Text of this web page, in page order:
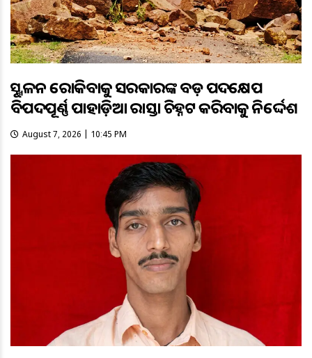
ଭୂସ୍ଖଳନ ରୋକିବାକୁ ସରକାରଙ୍କ ବଡ଼ ପଦକ୍ଷେପ
ବିପଦପୂର୍ଣ୍ଣ ପାହାଡ଼ିଆ ରାସ୍ତା ଚିହ୍ନଟ କରିବାକୁ ନିର୍ଦ୍ଦେଶ
August 7, 2026 | 10:45 PM